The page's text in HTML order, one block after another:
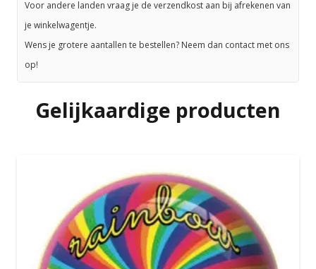
Voor andere landen vraag je de verzendkost aan bij afrekenen van
je winkelwagentje.
Wens je grotere aantallen te bestellen? Neem dan contact met ons
op!
Gelijkaardige producten